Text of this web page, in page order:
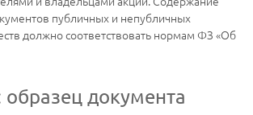
публичных и непубличных
должно соответствовать нормам ФЗ «Об
документа